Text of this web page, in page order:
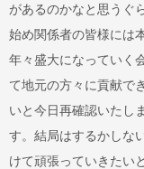
があるのかなと思うぐ
始め関係者の皆様には
年々盛大になっていく
て地元の方々に貢献で
いと今日再確認いたし
す。結局はするかしな
けて頑張っていきたい